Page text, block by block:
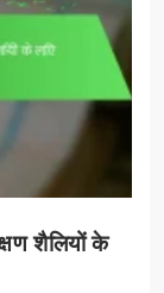
शैलियों के